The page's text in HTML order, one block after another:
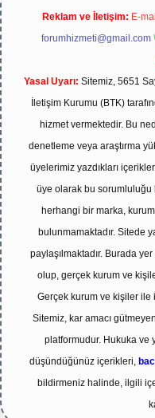
Reklam ve İletişim: E-
forumhizmeti@gmail.com
Yasal Uyarı: Sitemiz, 5651
İletişim Kurumu (BTK)
hizmet vermektedir. Bu
denetleme veya araştırma
üyelerimiz yazdıkları
üye olarak bu sorumluluğu
herhangi bir marka,
bulunmamaktadır. Sitede
paylaşılmaktadır. Burada
olup, gerçek kurum ve
Gerçek kurum ve kişiler
Sitemiz, kar amacı
platformudur. Hukuka ve
düşündüğünüz içerikleri,
bildirmeniz halinde, ilgili